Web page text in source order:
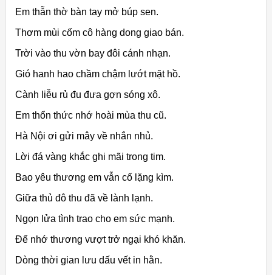
Em thẫn thờ bàn tay mở búp sen.
Thơm mùi cốm cô hàng dong giao bán.
Trời vào thu vờn bay đôi cánh nhạn.
Gió hanh hao chầm chậm lướt mặt hồ.
Cành liễu rủ đu đưa gợn sóng xô.
Em thổn thức nhớ hoài mùa thu cũ.
Hà Nội ơi gửi mây về nhắn nhủ.
Lời đá vàng khắc ghi mãi trong tim.
Bao yêu thương em vẫn cố lặng kìm.
Giữa thủ đô thu đã về lành lạnh.
Ngọn lửa tình trao cho em sức mạnh.
Để nhớ thương vượt trở ngại khó khăn.
Dòng thời gian lưu dấu vết in hằn.